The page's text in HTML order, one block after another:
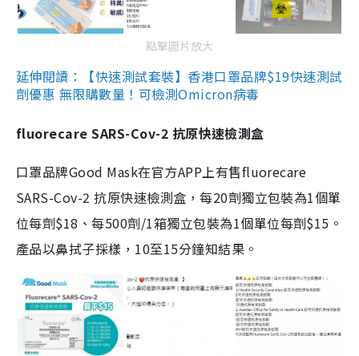
點擊圖片放大
延伸閱讀：【快速測試套裝】香港口罩品牌$19快速測試
劑優惠 無限購數量！可檢測Omicron病毒
fluorecare SARS-Cov-2 抗原快速檢測盒
口罩品牌Good Mask在官方APP上有售fluorecare
SARS-Cov-2 抗原快速檢測盒，每20劑獨立包裝為1個單
位每劑$18、每500劑/1箱獨立包裝為1個單位每劑$15。
產品以鼻拭子採樣，10至15分鐘知結果。